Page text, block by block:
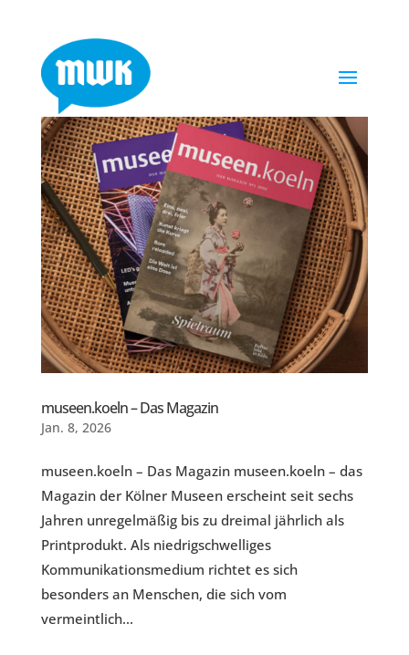
museen.koeln – Das Magazin
Jan. 8, 2026
museen.koeln – Das Magazin museen.koeln – das
Magazin der Kölner Museen erscheint seit sechs
Jahren unregelmäßig bis zu dreimal jährlich als
Printprodukt. Als niedrigschwelliges
Kommunikationsmedium richtet es sich
besonders an Menschen, die sich vom
vermeintlich...